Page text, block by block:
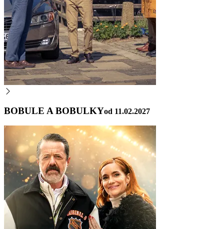
BOBULE A BOBULKYod 11.02.2027